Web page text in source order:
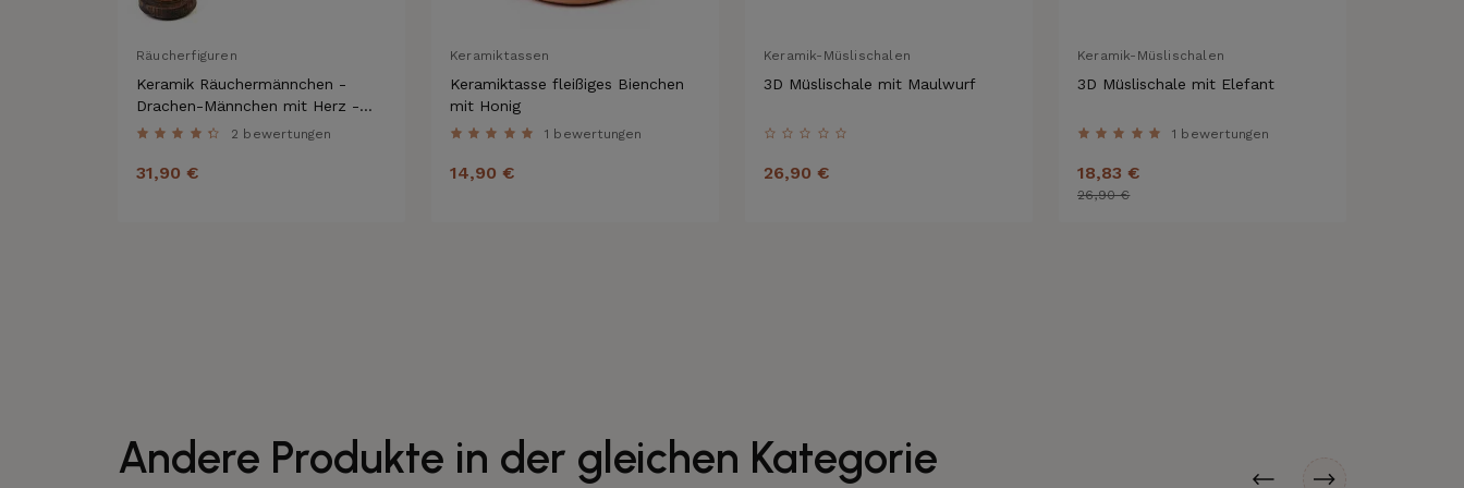
Räucherfiguren
Keramik Räuchermännchen -
Drachen-Männchen mit Herz -
Räucherfigur und Dekofigur
2 bewertungen
31,90 €
Keramiktassen
Keramiktasse fleißiges Bienchen
mit Honig
1 bewertungen
14,90 €
Keramik-Müslischalen
3D Müslischale mit Maulwurf
26,90 €
Keramik-Müslischalen
3D Müslischale mit Elefant
1 bewertungen
18,83 €
26,90 €
Andere Produkte in der gleichen Kategorie